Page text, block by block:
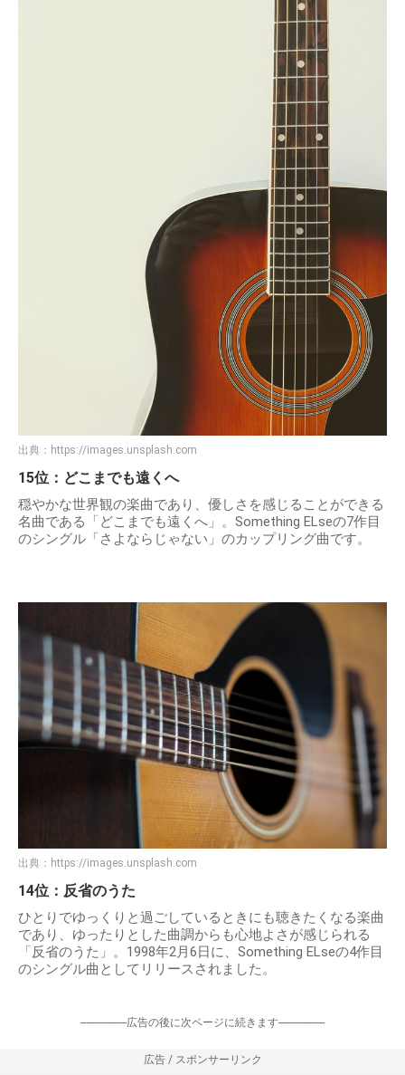
出典： https://images.unsplash.com
15位：どこまでも遠くへ
穏やかな世界観の楽曲であり、優しさを感じることができる
名曲である「どこまでも遠くへ」。Something ELseの7作目
のシングル「さよならじゃない」のカップリング曲です。
出典： https://images.unsplash.com
14位：反省のうた
ひとりでゆっくりと過ごしているときにも聴きたくなる楽曲
であり、ゆったりとした曲調からも心地よさが感じられる
「反省のうた」。1998年2月6日に、Something ELseの4作目
のシングル曲としてリリースされました。
-----------------広告の後に次ページに続きます-----------------
広告 / スポンサーリンク